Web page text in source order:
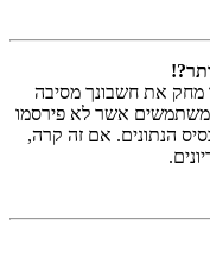
מחק את חשבונך מסיבה
משתמשים אשר לא פירסמו
הנתונים. אם זה קרה,